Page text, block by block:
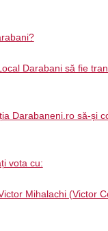
Darabani să fie
Darabaneni.ro să-și
vota cu:
Mihalachi (Victor